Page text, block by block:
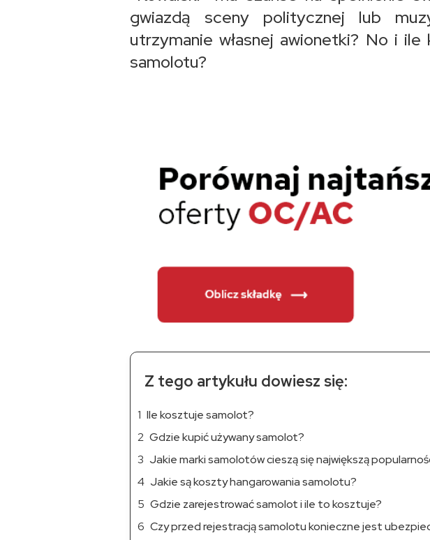
gwiazdą sceny politycznej lub
utrzymanie własnej awionetki? No i
samolotu?
Z tego artykułu dowiesz się:
Ile kosztuje samolot?
Gdzie kupić używany samolot?
Jakie marki samolotów cieszą się największą
Jakie są koszty hangarowania samolotu?
Gdzie zarejestrować samolot i ile to kosztuje?
Czy przed rejestracją samolotu konieczne jest